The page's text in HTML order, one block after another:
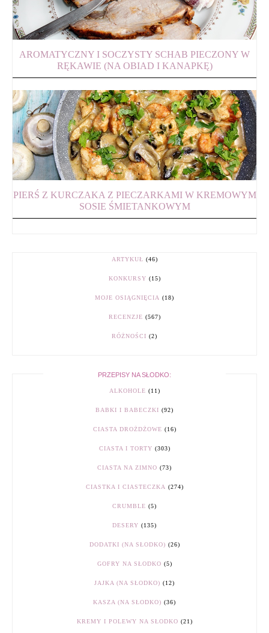
AROMATYCZNY I SOCZYSTY SCHAB PIECZONY W
RĘKAWIE (NA OBIAD I KANAPKĘ)
PIERŚ Z KURCZAKA Z PIECZARKAMI W KREMOWYM
SOSIE ŚMIETANKOWYM
ARTYKUŁ (46)
KONKURSY (15)
MOJE OSIĄGNIĘCIA (18)
RECENZJE (567)
RÓŻNOŚCI (2)
PRZEPISY NA SŁODKO:
ALKOHOLE (11)
BABKI I BABECZKI (92)
CIASTA DROŻDŻOWE (16)
CIASTA I TORTY (303)
CIASTA NA ZIMNO (73)
CIASTKA I CIASTECZKA (274)
CRUMBLE (5)
DESERY (135)
DODATKI (NA SŁODKO) (26)
GOFRY NA SŁODKO (5)
JAJKA (NA SŁODKO) (12)
KASZA (NA SŁODKO) (36)
KREMY I POLEWY NA SŁODKO (21)